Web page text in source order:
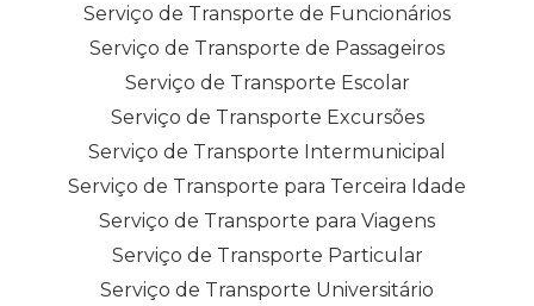
Serviço de Transporte de Funcionários
Serviço de Transporte de Passageiros
Serviço de Transporte Escolar
Serviço de Transporte Excursões
Serviço de Transporte Intermunicipal
Serviço de Transporte para Terceira Idade
Serviço de Transporte para Viagens
Serviço de Transporte Particular
Serviço de Transporte Universitário